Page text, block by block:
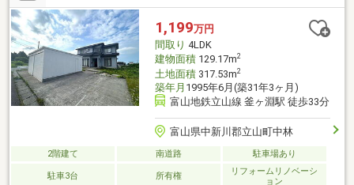
1,199万円
間取り 4LDK
建物面積129.17m2
土地面積317.53m2
築年月 1995年6月(築31年3ヶ月)
富山地鉄立山線 釜ヶ淵駅 徒歩33分
富山県中新川郡立山町中林
2階建て 南道路 駐車場あり
駐車3台 所有権
リフォームリノベーシ
ョン